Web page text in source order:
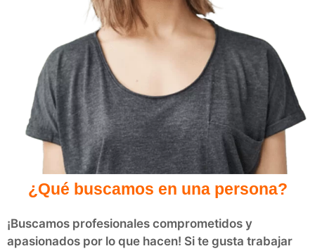
¿Qué buscamos en una persona?
¡Buscamos profesionales comprometidos y
apasionados por lo que hacen! Si te gusta trabajar